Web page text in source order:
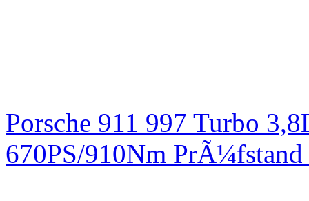
Porsche 911 997 Turbo
670PS/910Nm PrÃ¼fstand